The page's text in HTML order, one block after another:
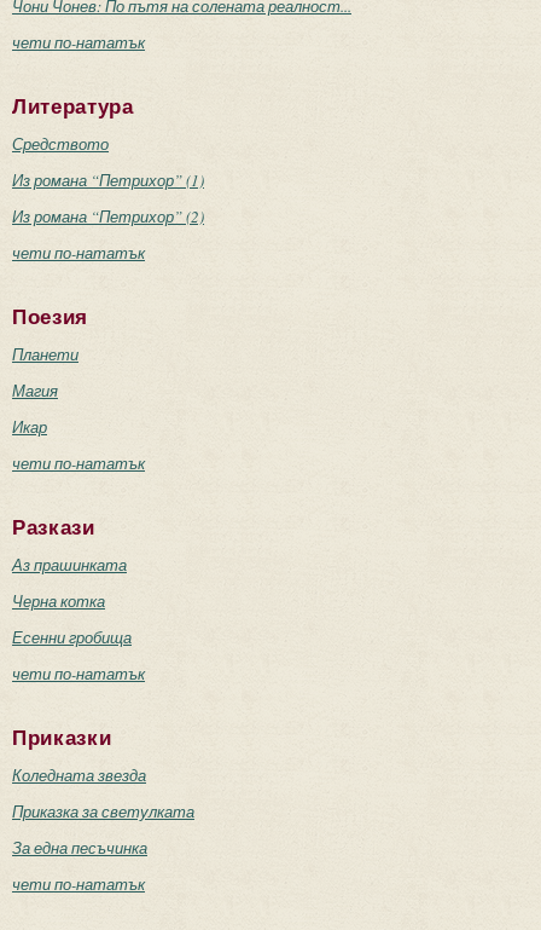
Чони Чонев: По пътя на солената реалност...
чети по-нататък
Литература
Средството
Из романа “Петрихор” (1)
Из романа “Петрихор” (2)
чети по-нататък
Поезия
Планети
Магия
Икар
чети по-нататък
Разкази
Аз прашинката
Черна котка
Есенни гробища
чети по-нататък
Приказки
Коледната звезда
Приказка за светулката
За една песъчинка
чети по-нататък